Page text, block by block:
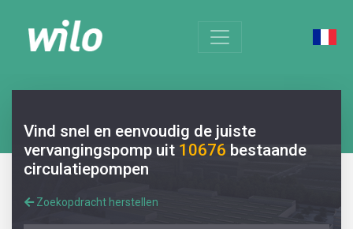
Vind snel en eenvoudig de juiste
vervangingspomp uit 10676 bestaande
circulatiepompen
Zoekopdracht herstellen